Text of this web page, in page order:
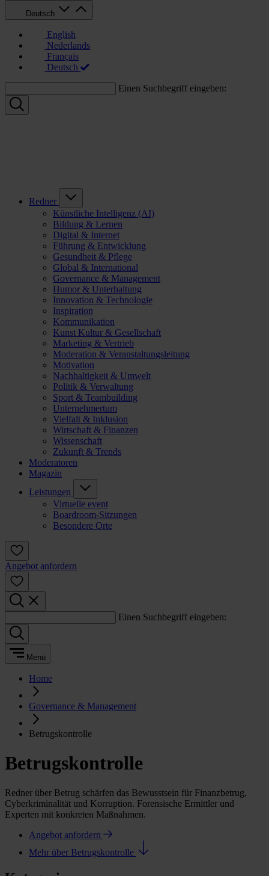
Deutsch
English
Nederlands
Français
Deutsch
Einen Suchbegriff eingeben:
Redner
Künstliche Intelligenz (AI)
Bildung & Lernen
Digital & Internet
Führung & Entwicklung
Gesundheit & Pflege
Global & International
Governance & Management
Humor & Unterhaltung
Innovation & Technologie
Inspiration
Kommunikation
Kunst Kultur & Gesellschaft
Marketing & Vertrieb
Moderation & Veranstaltungsleitung
Motivation
Nachhaltigkeit & Umwelt
Politik & Verwaltung
Sport & Teambuilding
Unternehmertum
Vielfalt & Inklusion
Wirtschaft & Finanzen
Wissenschaft
Zukunft & Trends
Moderatoren
Magazin
Leistungen
Virtuelle event
Boardroom-Sitzungen
Besondere Orte
Angebot anfordern
Einen Suchbegriff eingeben:
Menü
Home
Governance & Management
Betrugskontrolle
Betrugskontrolle
Redner über Betrug schärfen das Bewusstsein für Finanzbetrug,
Cyberkriminalität und Korruption. Forensische Ermittler und
Experten mit konkreten Maßnahmen.
Angebot anfordern
Mehr über Betrugskontrolle